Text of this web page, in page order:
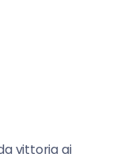
vittoria ai